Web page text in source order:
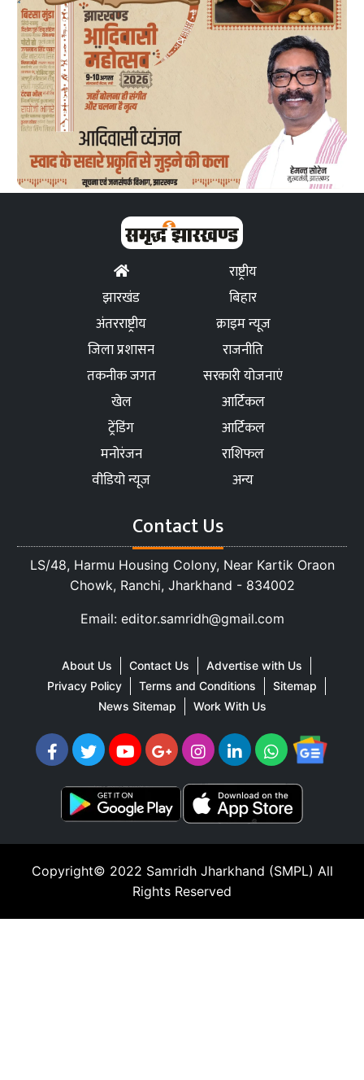
राष्ट्रीय
झारखंड
बिहार
अंतरराष्ट्रीय
क्राइम न्यूज
जिला प्रशासन
राजनीति
तकनीक जगत
सरकारी योजनाएं
खेल
आर्टिकल
ट्रेंडिंग
आर्टिकल
मनोरंजन
राशिफल
वीडियो न्यूज
अन्य
Contact Us
LS/48, Harmu Housing Colony, Near Kartik Oraon
Chowk, Ranchi, Jharkhand - 834002
Email: editor.samridh@gmail.com
About Us Contact Us
Advertise with Us
Privacy Policy
Terms and Conditions
Sitemap
News Sitemap
Work With Us
Copyright© 2022 Samridh Jharkhand (SMPL) All
Rights Reserved